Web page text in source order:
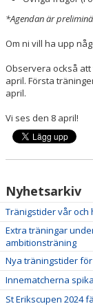
*Agendan är
Om ni vill ha upp
Observera också att
april. Första
april.
Vi ses den 8 april!
Nyhetsarkiv
Tränigstider vår och
Extra träningar
ambitionsträning
Nya träningstider
Innematcherna
St Erikscupen 2024